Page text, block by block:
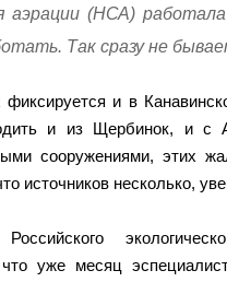
аэрации (НСА)
Так сразу не
фиксируется и в
и из Щербинок, и с
сооружениями, этих
источников несколько,
уже месяц